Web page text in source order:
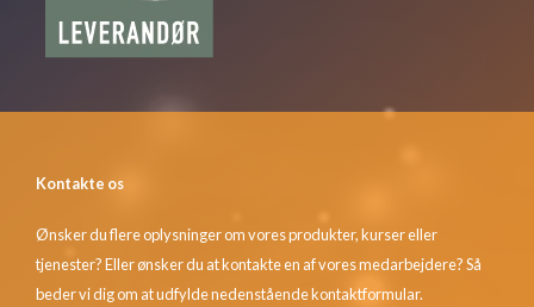
Kontakte os
Ønsker du flere oplysninger om vores produkter, kurser eller
tjenester? Eller ønsker du at kontakte en af vores medarbejdere? Så
beder vi dig om at udfylde nedenstående kontaktformular.